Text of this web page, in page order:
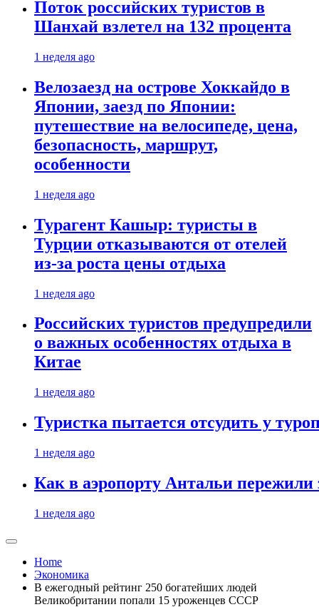
Поток российских туристов в
Шанхай взлетел на 132 процента
1 неделя ago
Велозаезд на острове Хоккайдо в
Японии, заезд по Японии:
путешествие на велосипеде, цена,
безопасность, маршрут,
особенности
1 неделя ago
Турагент Кашыр: туристы в
Турции отказываются от отелей
из-за роста цены отдыха
1 неделя ago
Российских туристов предупредили
о важных особенностях отдыха в
Китае
1 неделя ago
Туристка пытается отсудить у
1 неделя ago
Как в аэропорту Антальи
1 неделя ago
Home
Экономика
В ежегодный рейтинг 250 богатейших людей
Великобритании попали 15 уроженцев СССР